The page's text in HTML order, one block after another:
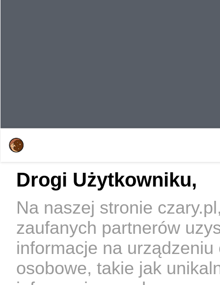
Drogi Użytkowniku,
Na naszej stronie
zaufanych partnerów
informacje na
osobowe, takie jak